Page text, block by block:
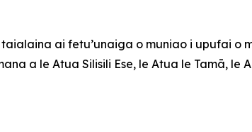
ai fetu’unaiga o muniao i upufai o
a le Atua Silisili Ese, le Atua le Tamā, le